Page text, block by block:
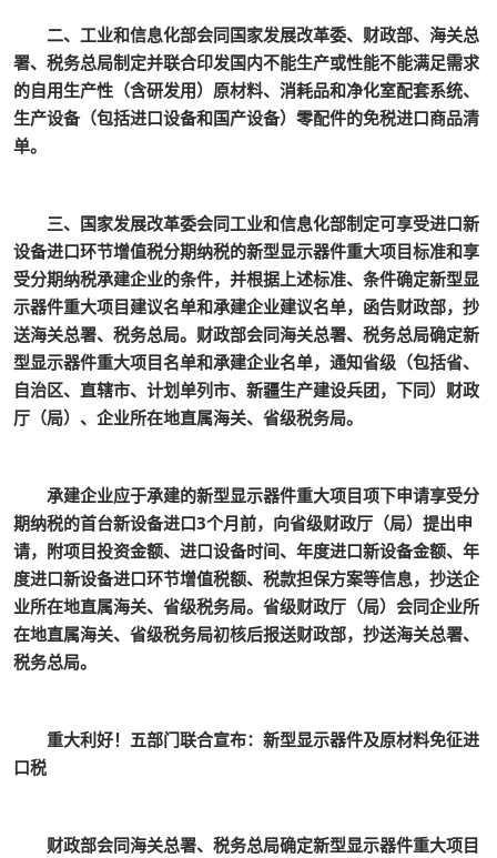
二、工业和信息化部会同国家发展改革委、财政部、海关总
署、税务总局制定并联合印发国内不能生产或性能不能满足需求
的自用生产性（含研发用）原材料、消耗品和净化室配套系统、
生产设备（包括进口设备和国产设备）零配件的免税进口商品清
单。
三、国家发展改革委会同工业和信息化部制定可享受进口新
设备进口环节增值税分期纳税的新型显示器件重大项目标准和享
受分期纳税承建企业的条件，并根据上述标准、条件确定新型显
示器件重大项目建议名单和承建企业建议名单，函告财政部，抄
送海关总署、税务总局。财政部会同海关总署、税务总局确定新
型显示器件重大项目名单和承建企业名单，通知省级（包括省、
自治区、直辖市、计划单列市、新疆生产建设兵团，下同）财政
厅（局）、企业所在地直属海关、省级税务局。
承建企业应于承建的新型显示器件重大项目项下申请享受分
期纳税的首台新设备进口3个月前，向省级财政厅（局）提出申
请，附项目投资金额、进口设备时间、年度进口新设备金额、年
度进口新设备进口环节增值税额、税款担保方案等信息，抄送企
业所在地直属海关、省级税务局。省级财政厅（局）会同企业所
在地直属海关、省级税务局初核后报送财政部，抄送海关总署、
税务总局。
重大利好！五部门联合宣布：新型显示器件及原材料免征进
口税
财政部会同海关总署、税务总局确定新型显示器件重大项目